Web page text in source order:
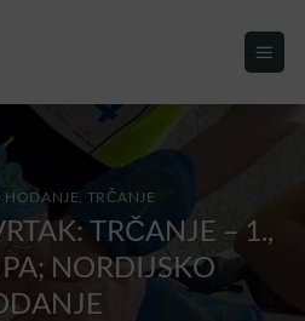
HODANJE TRČANJE
TRČANJE – 1.,
NORDIJSKO